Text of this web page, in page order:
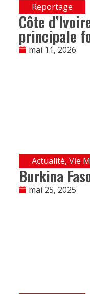
Reportage
Côte
principale
mai 11, 2026
Actualité, Vie
Burkina
mai 25, 2025